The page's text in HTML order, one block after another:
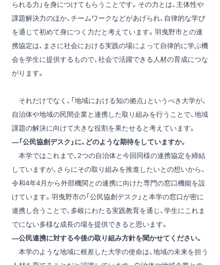
られる力」を身につけてもらうことです。その力とは、主体性や
課題解決力のほか、チームワークなどがあげられ、自律的な学び
を通じて初めて身につく力だと考えています。羽曳野市との連
携協定は、まさに社会における実践の場によって自律的に学ぶ機
会を学生に提供するもので、社会で活躍できる人材の育成につな
がります。
それだけでなく、「地域における知の拠点」というべき大学が、
自治体や地域の民間企業と連携した取り組みを行うことで、地域
課題の解決に向けて大きな役割を果たせると考えています。
―「公民協創デスク」に、どのような期待をしていますか。
本学ではこれまで、2つの自治体と今回同様の連携協定を締結
していますが、さらにその取り組みを推進したいとの想いから、
令和4年4月から外部機関との連携に向けた専門の窓口機能を設
けています。羽曳野市の「公民協創デスク」と本学の窓口が密に
連携し合うことで、多岐にわたる実践教育を通じ、学生にこれま
でにない多様な成長の場を提供できると思います。
―公民連携に対する今後の取り組み方針を聞かせてください。
本学のような地域に根差した大学の使命は、地域の未来を担う